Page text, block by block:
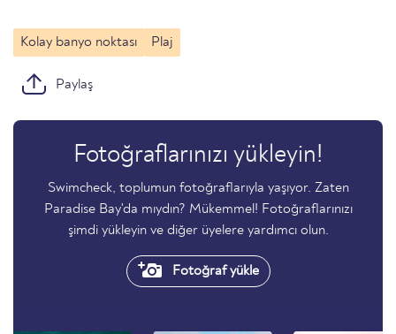
Kolay banyo noktası Plaj
Paylaş
Fotoğraflarınızı yükleyin!
Swimcheck, toplumun fotoğraflarıyla yaşıyor. Zaten
Paradise Bay'da mıydın? Mükemmel! Fotoğraflarınızı
şimdi yükleyin ve diğer üyelere yardımcı olun.
Fotoğraf yükle